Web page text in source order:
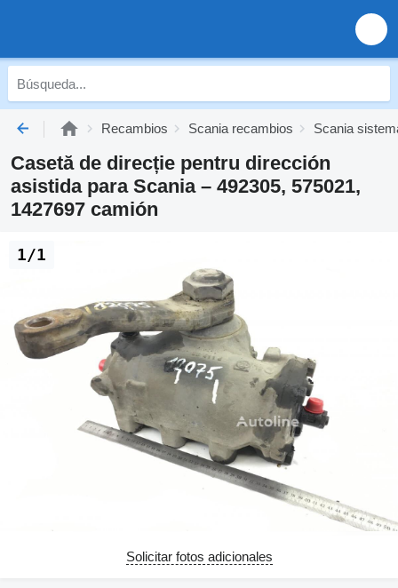
Recambios Scania recambios Scania
Casetă de direcție pentru dirección
asistida para Scania – 492305, 575021,
1427697 camión
1/1
Solicitar fotos adicionales